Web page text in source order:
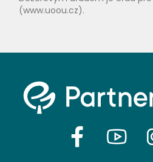
(www.uoou.cz).